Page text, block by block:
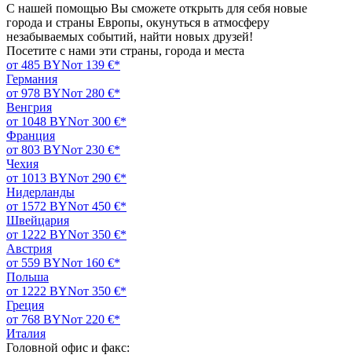
С нашей помощью Вы сможете открыть для себя новые
города и страны Европы, окунуться в атмосферу
незабываемых событий, найти новых друзей!
Посетите с нами эти страны, города и места
от 485 BYNот 139 €*
Германия
от 978 BYNот 280 €*
Венгрия
от 1048 BYNот 300 €*
Франция
от 803 BYNот 230 €*
Чехия
от 1013 BYNот 290 €*
Нидерланды
от 1572 BYNот 450 €*
Швейцария
от 1222 BYNот 350 €*
Австрия
от 559 BYNот 160 €*
Польша
от 1222 BYNот 350 €*
Греция
от 768 BYNот 220 €*
Италия
Головной офис и факс: